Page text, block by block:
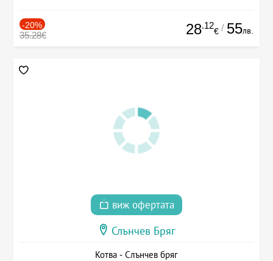
-20%
35.28€ 28.12
€ / 55лв.
виж офертата
Слънчев Бряг
Котва - Слънчев бряг